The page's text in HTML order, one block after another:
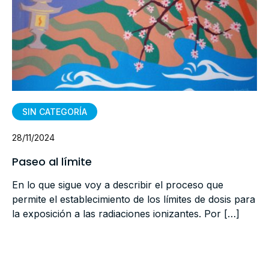
SIN CATEGORÍA
28/11/2024
Paseo al límite
En lo que sigue voy a describir el proceso que
permite el establecimiento de los límites de dosis para
la exposición a las radiaciones ionizantes. Por […]